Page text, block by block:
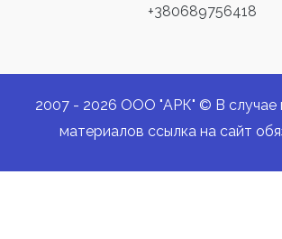
+380689756418
2007 - 2026 ООО "АРК" © В случае
материалов ссылка на сайт